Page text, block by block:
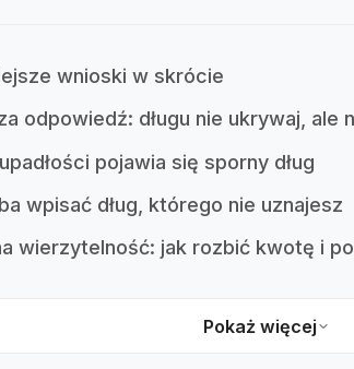
wnioski w skrócie
odpowiedź: długu nie ukrywaj, ale
pojawia się sporny dług
wpisać dług, którego nie uznajesz
wierzytelność: jak rozbić kwotę i
Pokaż więcej